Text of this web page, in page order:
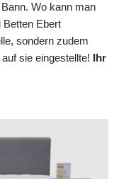
Wo kann man
Betten Ebert
sondern zudem
sie eingestellte! Ihr